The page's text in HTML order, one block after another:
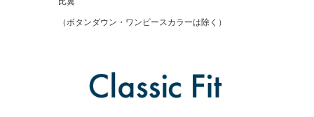
（ボタンダウン・ワンピースカラーは除く）